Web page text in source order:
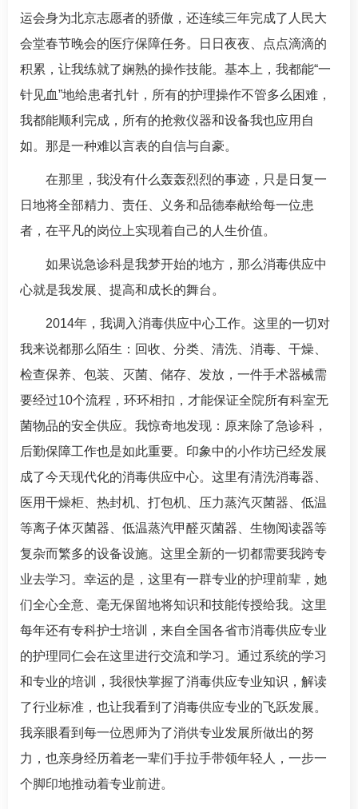
运会身为北京志愿者的骄傲，还连续三年完成了人民大
会堂春节晚会的医疗保障任务。日日夜夜、点点滴滴的
积累，让我练就了娴熟的操作技能。基本上，我都能“一
针见血”地给患者扎针，所有的护理操作不管多么困难，
我都能顺利完成，所有的抢救仪器和设备我也应用自
如。那是一种难以言表的自信与自豪。
在那里，我没有什么轰轰烈烈的事迹，只是日复一
日地将全部精力、责任、义务和品德奉献给每一位患
者，在平凡的岗位上实现着自己的人生价值。
如果说急诊科是我梦开始的地方，那么消毒供应中
心就是我发展、提高和成长的舞台。
2014年，我调入消毒供应中心工作。这里的一切对
我来说都那么陌生：回收、分类、清洗、消毒、干燥、
检查保养、包装、灭菌、储存、发放，一件手术器械需
要经过10个流程，环环相扣，才能保证全院所有科室无
菌物品的安全供应。我惊奇地发现：原来除了急诊科 ，
后勤保障工作也是如此重要。印象中的小作坊已经发展
成了今天现代化的消毒供应中心。这里有清洗消毒器、
医用干燥柜、热封机、打包机、压力蒸汽灭菌器、低温
等离子体灭菌器、低温蒸汽甲醛灭菌器、生物阅读器等
复杂而繁多的设备设施。这里全新的一切都需要我跨专
业去学习。幸运的是，这里有一群专业的护理前辈，她
们全心全意、毫无保留地将知识和技能传授给我。这里
每年还有专科护士培训，来自全国各省市消毒供应专业
的护理同仁会在这里进行交流和学习。通过系统的学习
和专业的培训，我很快掌握了消毒供应专业知识，解读
了行业标准，也让我看到了消毒供应专业的飞跃发展。
我亲眼看到每一位恩师为了消供专业发展所做出的努
力，也亲身经历着老一辈们手拉手带领年轻人，一步一
个脚印地推动着专业前进。